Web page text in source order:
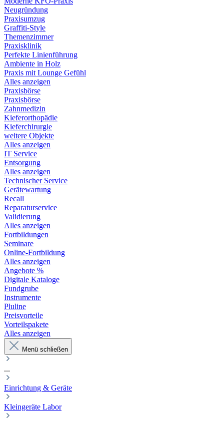
Neugründung
Praxisumzug
Graffiti-Style
Themenzimmer
Praxisklinik
Perfekte Linienführung
Ambiente in Holz
Praxis mit Lounge Gefühl
Alles anzeigen
Praxisbörse
Praxisbörse
Zahnmedizin
Kieferorthopädie
Kieferchirurgie
weitere Objekte
Alles anzeigen
IT Service
Entsorgung
Alles anzeigen
Technischer Service
Gerätewartung
Recall
Reparaturservice
Validierung
Alles anzeigen
Fortbildungen
Seminare
Online-Fortbildung
Alles anzeigen
Angebote %
Digitale Kataloge
Fundgrube
Instrumente
Pluline
Preisvorteile
Vorteilspakete
Alles anzeigen
Menü schließen
...
Einrichtung & Geräte
Kleingeräte Labor